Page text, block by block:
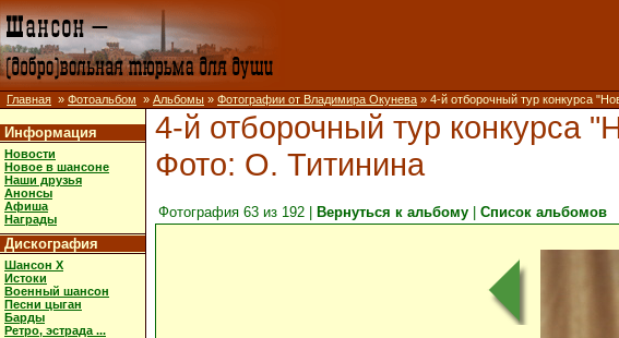
Главная » Фотоальбом » Альбомы » Фотографии от Владимира Окунева » 4-й отборочный тур конкурса
Информация
Новости
Новое в шансоне
Наши друзья
Анонсы
Афиша
Награды
Дискография
Шансон X
Истоки
Военный шансон
Песни цыган
Барды
Ретро, эстрада ...
4-й отборочный тур конкурса
Фото: О. Титинина
Фотография 63 из 192 | Вернуться к альбому Список альбомов